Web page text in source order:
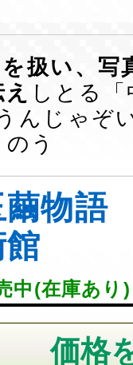
扱い、写
しとる
んじゃぞ
のう
繭物語
中(在庫あり)